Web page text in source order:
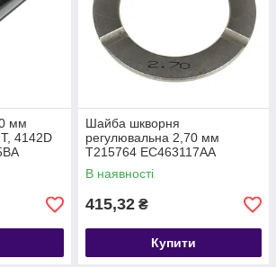
мм
4142D
Шайба шкворня
регулювальна 2,70 мм
T215764 EC463117AA
В наявності
415,32 ₴
Купити